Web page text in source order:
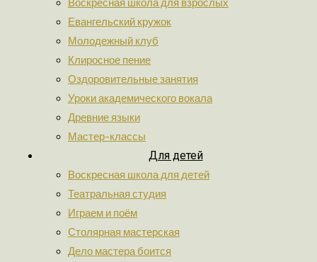
Евангельский кружок
Молодежный клуб
Клиросное пение
Оздоровительные занятия
Уроки академического вокала
Древние языки
Мастер-классы
Для детей
Воскресная школа для детей
Театральная студия
Играем и поём
Столярная мастерская
Дело мастера боится